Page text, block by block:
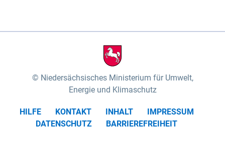
Niedersächsisches Ministerium für Umwelt,
Energie und Klimaschutz
HILFE KONTAKT INHALT
IMPRESSUM
DATENSCHUTZ
BARRIEREFREIHEIT